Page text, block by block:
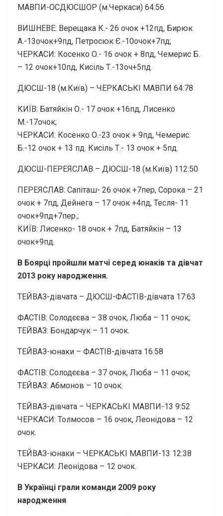
МАВПИ-ОСДЮСШОР (м.Черкаси) 64:56
ВИШНЕВЕ: Верещака К.- 26 очок +12пд, Бирюк
А.-13очок+9пд, Петросюк Є.-10очок+7пд;
ЧЕРКАСИ: Косенко О.- 16 очок + 8пд, Чемерис Б.
– 12 очок+10пд, Кисіль Т.-13оч+5пд.
ДЮСШ-18 (м.Київ) – ЧЕРКАСЬКІ МАВПИ 64:78
КИЇВ: Батяйкін О.- 17 очок +16пд, Лисенко
М.-17очок;
ЧЕРКАСИ: Косенко О.-23 очок + 9пд, Чемерис
Б.-12 очок + 13 пд. Кисіль Т.- 13 очок + 5пд.
ДЮСШ-ПЕРЕЯСЛАВ – ДЮСШ-18 (м.Київ) 112:50
ПЕРЕЯСЛАВ: Сапіташ- 26 очок +7пер, Сорока – 21
очок + 7пд, Дейнега – 17 очок +4пд, Тесля- 11
очок+9пд+7пер.;
КИЇВ: Лисенко- 18 очок + 7пд, Батяйкін – 13
очок+9пд.
В Боярці пройшли матчі серед юнаків та дівчат
2013 року народження.
ТЕЙВАЗ-дівчата – ДЮСШ-ФАСТІВ-дівчата 17:63
ФАСТІВ: Солодєєва – 38 очок, Люба – 11 очок;
ТЕЙВАЗ: Бондарчук – 11 очок.
ТЕЙВАЗ-юнаки – ФАСТІВ-дівчата 16:58
ФАСТІВ: Солодєєва – 37 очок, Люба – 11 очок;
ТЕЙВАЗ: Абмонов – 10 очок.
ТЕЙВАЗ-дівчата – ЧЕРКАСЬКІ МАВПИ-13 9:52
ЧЕРКАСИ: Толмосов – 16 очок, Леонідова – 12
очок.
ТЕЙВАЗ-юнаки – ЧЕРКАСЬКІ МАВПИ-13 12:38
ЧЕРКАСИ: Леонідова – 12 очок.
В Українці грали команди 2009 року
народження